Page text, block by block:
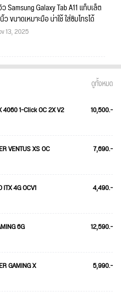
Samsung Galaxy Tab A11 แท็บเล็ต
ว ขนาดเหมาะมือ น่าใช้ ใส่ซิมโทรได้
13, 2025
ดูทั้งหมด
4060 1-Click OC 2X V2 10,500.-
VENTUS XS OC 7,690.-
4G OCV1 4,490.-
6G 12,590.-
GAMING X 5,990.-